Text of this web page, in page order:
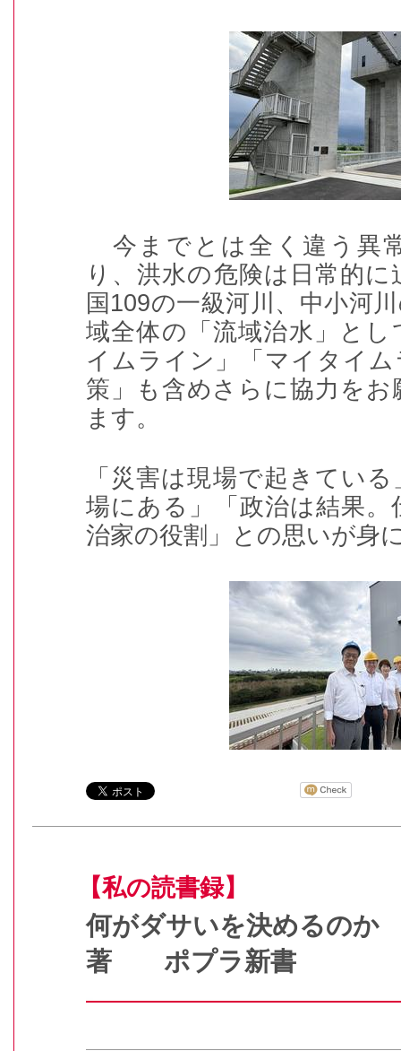
今までとは全く違う異
り、洪水の危険は日常的
国109の一級河川、中小河
域全体の「流域治水」と
イムライン」「マイタイ
策」も含めさらに協力を
ます。
「災害は現場で起きてい
場にある」「政治は結果
治家の役割」との思いが身
【私の読書録】
何がダサいを決めるの
著 ポプラ新書